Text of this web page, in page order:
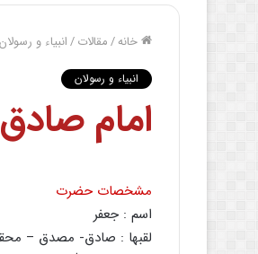
خانه/مقالات/انبیاء و رسولان
انبیاء و رسولان
امام
مشخصات حضرت
اسم : جعفر
لقبها : صادق- مصدق –